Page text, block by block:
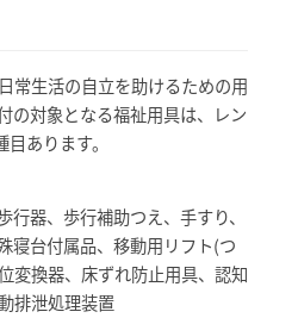
常生活の自立を助けるための用
の対象となる福祉用具は、レン
あります。
器、歩行補助つえ、手すり、
寝台付属品、移動用リフト(つ
変換器、床ずれ防止用具、認知
排泄処理装置